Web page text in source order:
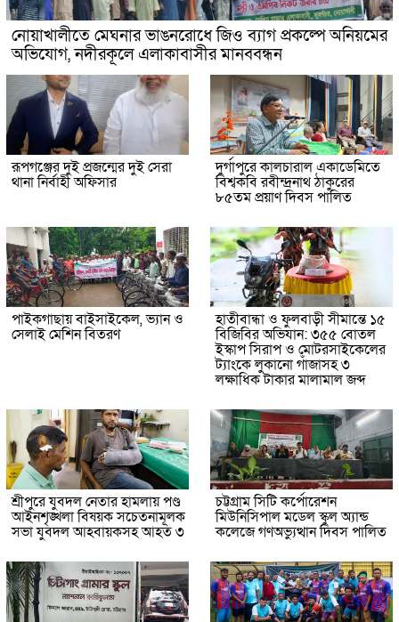
নোয়াখালীতে মেঘনার ভাঙনরোধে জিও ব্যাগ প্রকল্পে অনিয়মের
অভিযোগ, নদীরকূলে এলাকাবাসীর মানববন্ধন
রূপগঞ্জের দুই প্রজন্মের দুই সেরা
থানা নির্বাহী অফিসার
দুর্গাপুরে কালচারাল একাডেমিতে
বিশ্বকবি রবীন্দ্রনাথ ঠাকুরের
৮৫তম প্রয়াণ দিবস পালিত
পাইকগাছায় বাইসাইকেল, ভ্যান ও
সেলাই মেশিন বিতরণ
হাতীবান্ধা ও ফুলবাড়ী সীমান্তে ১৫
বিজিবির অভিযান: ৩৫৫ বোতল
ইস্কাপ সিরাপ ও মোটরসাইকেলের
ট্যাংকে লুকানো গাঁজাসহ ৩
লক্ষাধিক টাকার মালামাল জব্দ
শ্রীপুরে যুবদল নেতার হামলায় পণ্ড
আইনশৃঙ্খলা বিষয়ক সচেতনামূলক
সভা যুবদল আহবায়কসহ আহত ৩
চট্টগ্রাম সিটি কর্পোরেশন
মিউনিসিপাল মডেল স্কুল অ্যান্ড
কলেজে গণঅভ্যুত্থান দিবস পালিত